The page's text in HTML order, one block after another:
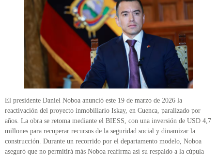
El presidente Daniel Noboa anunció este 19 de marzo de 2026 la
reactivación del proyecto inmobiliario Iskay, en Cuenca, paralizado por
años. La obra se retoma mediante el BIESS, con una inversión de USD 4,7
millones para recuperar recursos de la seguridad social y dinamizar la
construcción. Durante un recorrido por el departamento modelo, Noboa
aseguró que no permitirá más Noboa reafirma así su respaldo a la cúpula